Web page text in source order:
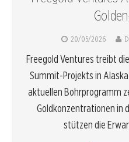
20/05/2026
Freegold Ventures treibt
Summit-Projekts in
aktuellen Bohrprogramm
Goldkonzentrationen in
stützen die